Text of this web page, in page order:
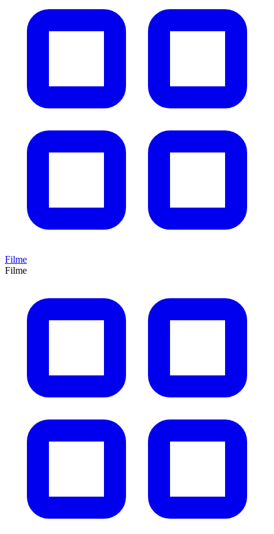
Filme
Filme